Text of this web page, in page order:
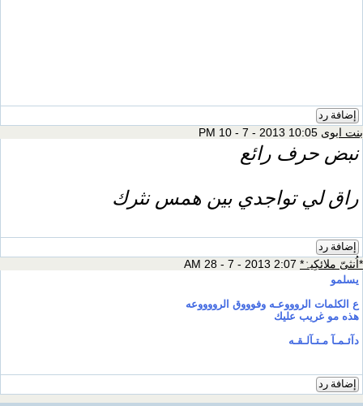
إضافة رد
بنت ابوى
نبض حرف رائع
راق لي تواجدي بين همس نثرك
إضافة رد
*اُنثىّ ملائكِيہْ*
يسلمو
ع الكلمات الروووعـه وفوووق الرووووعه
هذه مو غريب عليك
دآئـمـآ مـتـآلـقـه
إضافة رد